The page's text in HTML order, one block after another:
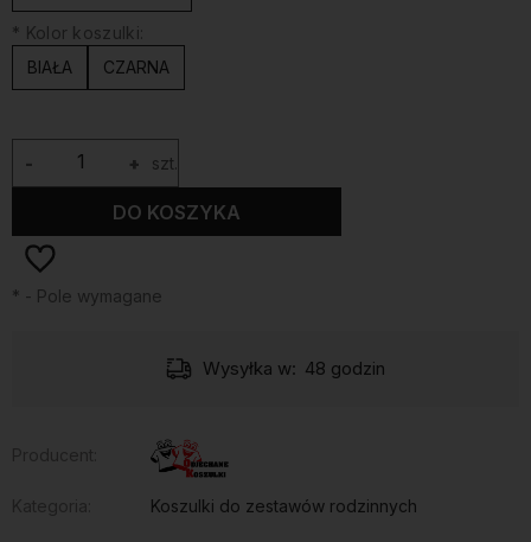
* Kolor koszulki:
BIAŁA
CZARNA
+
- szt.
DO KOSZYKA
* - Pole wymagane
Wysyłka w: 48 godzin
Koszulki do zestawów rodzinnych